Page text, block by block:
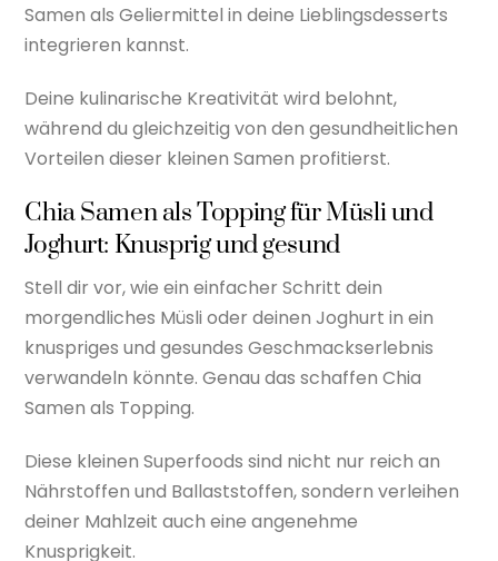
Samen als Geliermittel in deine Lieblingsdesserts
integrieren kannst.
Deine kulinarische Kreativität wird belohnt,
während du gleichzeitig von den gesundheitlichen
Vorteilen dieser kleinen Samen profitierst.
Chia Samen als Topping für Müsli und
Joghurt: Knusprig und gesund
Stell dir vor, wie ein einfacher Schritt dein
morgendliches Müsli oder deinen Joghurt in ein
knuspriges und gesundes Geschmackserlebnis
verwandeln könnte. Genau das schaffen Chia
Samen als Topping.
Diese kleinen Superfoods sind nicht nur reich an
Nährstoffen und Ballaststoffen, sondern verleihen
deiner Mahlzeit auch eine angenehme
Knusprigkeit.